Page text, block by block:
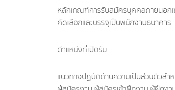
หลักเกณฑ์การรับสมัครบุคคลภายนอก
คัดเลือกและบรรจุเป็นพนักงานธนาคาร
ตำแหน่งที่เปิดรับ
แนวทางปฏิบัติด้านความเป็นส่วนตัวสำ